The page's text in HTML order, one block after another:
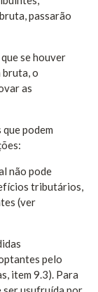
passarão
se houver
bruta, o
as
podem
não pode
tributários,
(ver
pelo
item 9.3). Para